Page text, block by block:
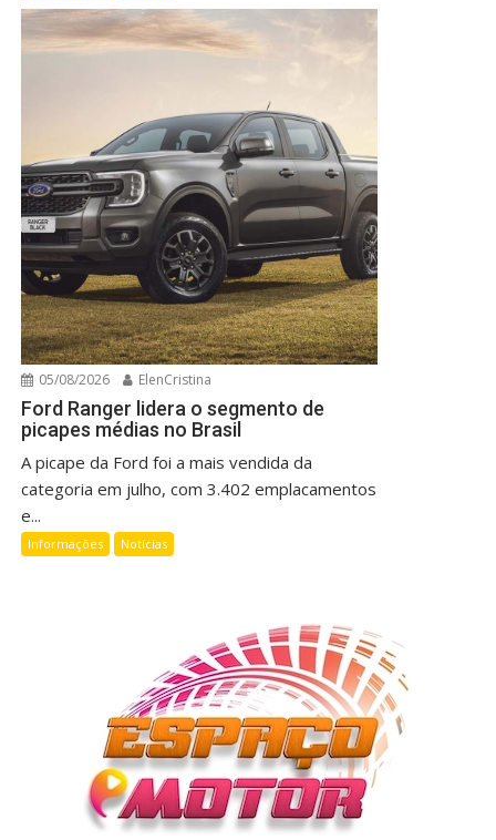
05/08/2026 ElenCristina
Ford Ranger lidera o segmento de
picapes médias no Brasil
A picape da Ford foi a mais vendida da
categoria em julho, com 3.402 emplacamentos
e...
Informações Notícias